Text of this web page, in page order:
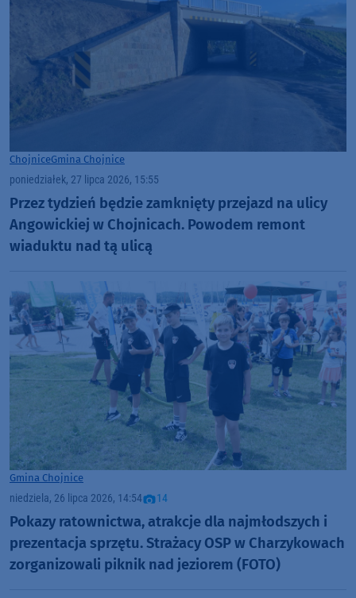
ChojniceGmina Chojnice
poniedziałek, 27 lipca 2026, 15:55
Przez tydzień będzie zamknięty przejazd na ulicy
Angowickiej w Chojnicach. Powodem remont
wiaduktu nad tą ulicą
Gmina Chojnice
niedziela, 26 lipca 2026, 14:54 14
Pokazy ratownictwa, atrakcje dla najmłodszych i
prezentacja sprzętu. Strażacy OSP w Charzykowach
zorganizowali piknik nad jeziorem (FOTO)